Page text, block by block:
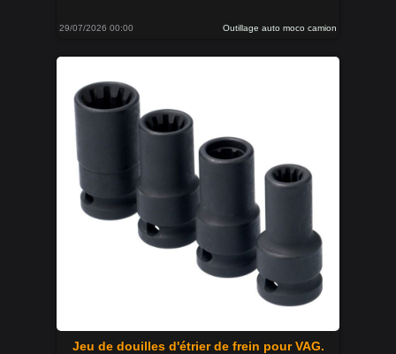
29/07/2026 00:00 Outillage auto moco camion
Jeu de douilles d'étrier de frein pour VAG.